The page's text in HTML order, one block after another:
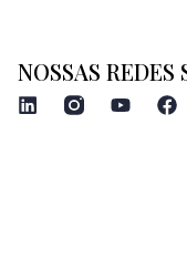
NOSSAS REDES